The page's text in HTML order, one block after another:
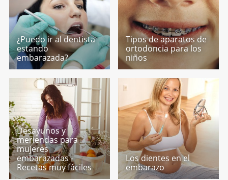
¿Puedo ir al dentista
estando
embarazada?
Tipos de aparatos de
ortodoncia para los
niños
Desayunos y
meriendas para
mujeres
embarazadas -
Recetas muy fáciles
Los dientes en el
embarazo